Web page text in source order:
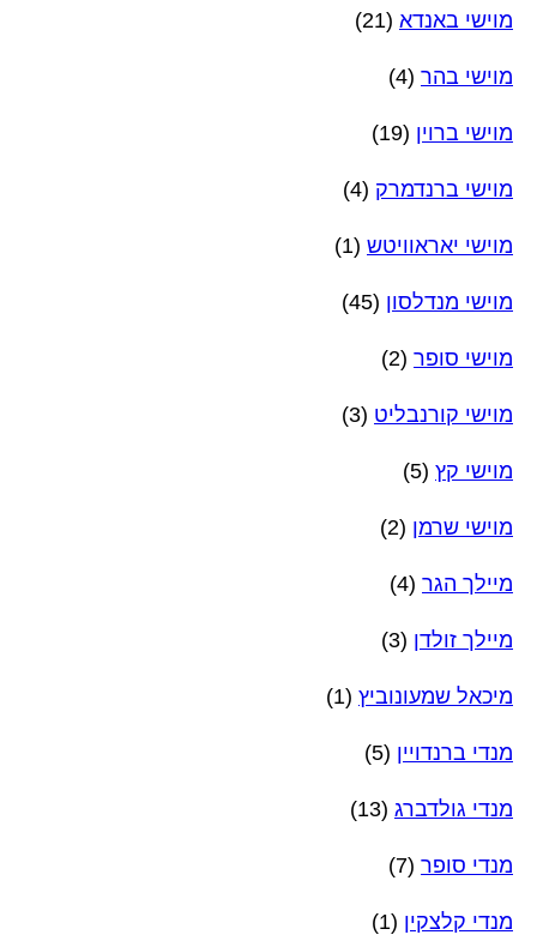
מוישי באנדא (21)
מוישי בהר (4)
מוישי ברוין (19)
מוישי ברנדמרק (4)
מוישי יאראוויטש (1)
מוישי מנדלסון (45)
מוישי סופר (2)
מוישי קורנבליט (3)
מוישי קץ (5)
מוישי שרמן (2)
מיילך הגר (4)
מיילך זולדן (3)
מיכאל שמעונוביץ (1)
מנדי ברנדויין (5)
מנדי גולדברג (13)
מנדי סופר (7)
מנדי קלצקין (1)